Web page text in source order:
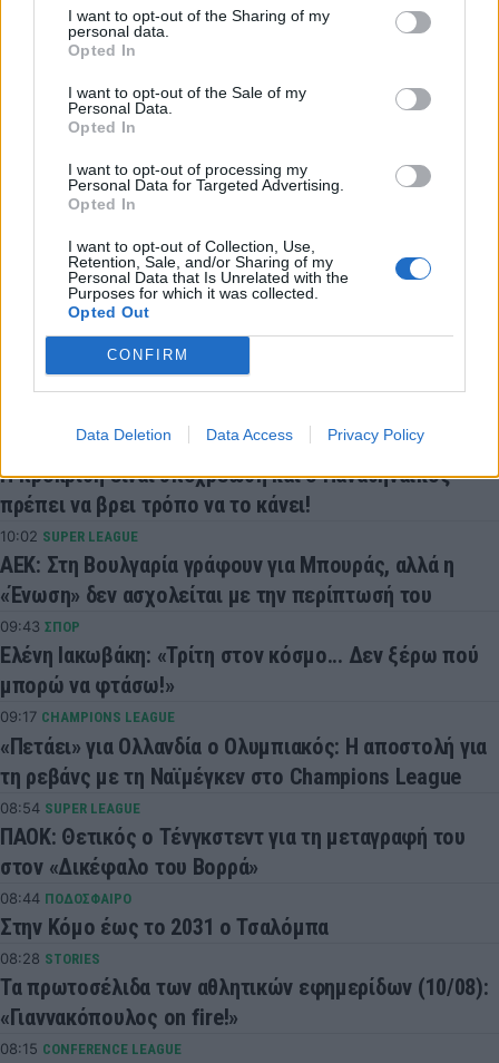
I want to opt-out of the Sharing of my
personal data.
Opted In
I want to opt-out of the Sale of my
Personal Data.
Opted In
I want to opt-out of processing my
Personal Data for Targeted Advertising.
Opted In
I want to opt-out of Collection, Use,
Retention, Sale, and/or Sharing of my
Personal Data that Is Unrelated with the
Purposes for which it was collected.
Opted Out
CONFIRM
Data Deletion Data Access Privacy Policy
Πίπεν: «Δεν είμαι φίλος με τον Τζόρνταν, είμαι
καλύτερος του Λεμπρόν»
ΣΠΟΡ
ανοίγει η αυλαία στο Μπέρμιγχαμ
GREEK BASKET LEAGUE
«Μπαμ» με ΜακΡέι η Καρδίτσα
Ευρωπαϊκό Πρωτάθλημα Στίβου: Η ελληνική αποστολή
OPINION
Η πρόκριση είναι υποχρέωση και ο Παναθηναϊκός
πρέπει να βρει τρόπο να το κάνει!
10:02 SUPER LEAGUE
ΑΕΚ: Στη Βουλγαρία γράφουν για Μπουράς, αλλά η
«Ένωση» δεν ασχολείται με την περίπτωσή του
09:43 ΣΠΟΡ
Ελένη Ιακωβάκη: «Τρίτη στον κόσμο... Δεν ξέρω πού
μπορώ να φτάσω!»
09:17 CHAMPIONS LEAGUE
«Πετάει» για Ολλανδία ο Ολυμπιακός: Η αποστολή για
τη ρεβάνς με τη Ναϊμέγκεν στο Champions League
08:54 SUPER LEAGUE
ΠΑΟΚ: Θετικός ο Τένγκστεντ για τη μεταγραφή του
στον «Δικέφαλο του Βορρά»
08:44 ΠΟΔΟΣΦΑΙΡΟ
Στην Κόμο έως το 2031 ο Τσαλόμπα
08:28 STORIES
Τα πρωτοσέλιδα των αθλητικών εφημερίδων (10/08):
«Γιαννακόπουλος on fire!»
08:15 CONFERENCE LEAGUE